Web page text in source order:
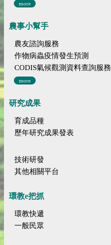
more
農事小幫手
農友諮詢服務
作物病蟲疫情發生預測
CODIS氣候觀測資料查詢服務
more
研究成果
育成品種
歷年研究成果發表
技術研發
其他相關平台
環教e把抓
環教快遞
一般民眾